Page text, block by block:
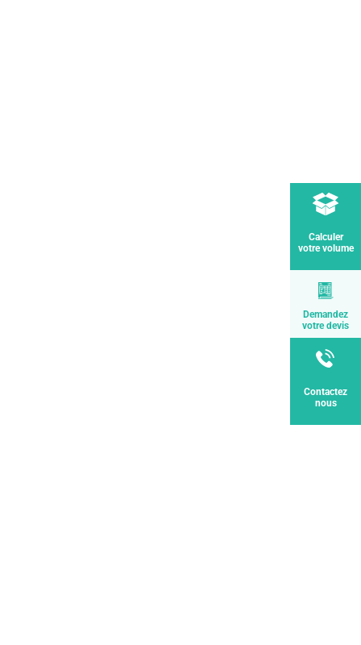
Calculer
votre volume
Demandez
votre devis
Contactez
nous